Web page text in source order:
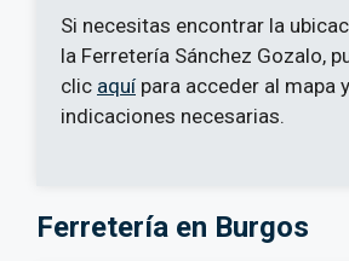
Si necesitas encontrar la
la Ferretería Sánchez Gozalo,
clic aquí para acceder al mapa
indicaciones necesarias.
Ferretería en Burgos